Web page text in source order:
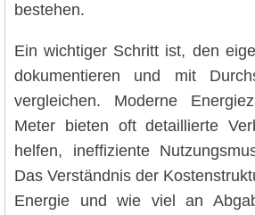
bestehen.
Ein wichtiger Schritt ist, den
dokumentieren und mit
vergleichen. Moderne
Meter bieten oft detaillierte
helfen, ineffiziente
Das Verständnis der
Energie und wie viel an